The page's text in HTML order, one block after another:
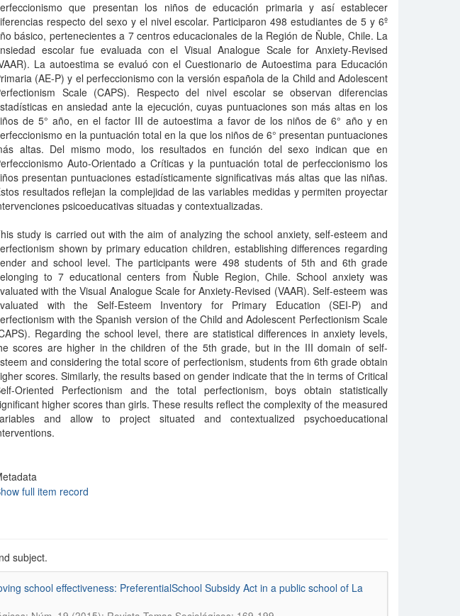
que presentan los niños de educación primaria y así establecer
respecto del sexo y el nivel escolar. Participaron 498 estudiantes de 5 y 6º
básico, pertenecientes a 7 centros educacionales de la Región de Ñuble, Chile. La
escolar fue evaluada con el Visual Analogue Scale for Anxiety-Revised
La autoestima se evaluó con el Cuestionario de Autoestima para Educación
(AE-P) y el perfeccionismo con la versión española de la Child and Adolescent
Scale (CAPS). Respecto del nivel escolar se observan diferencias
en ansiedad ante la ejecución, cuyas puntuaciones son más altas en los
de 5° año, en el factor III de autoestima a favor de los niños de 6° año y en
en la puntuación total en la que los niños de 6° presentan puntuaciones
altas. Del mismo modo, los resultados en función del sexo indican que en
Auto-Orientado a Críticas y la puntuación total de perfeccionismo los
presentan puntuaciones estadísticamente significativas más altas que las niñas.
resultados reflejan la complejidad de las variables medidas y permiten proyectar
psicoeducativas situadas y contextualizadas.
study is carried out with the aim of analyzing the school anxiety, self-esteem and
shown by primary education children, establishing differences regarding
and school level. The participants were 498 students of 5th and 6th grade
to 7 educational centers from Ñuble Region, Chile. School anxiety was
with the Visual Analogue Scale for Anxiety-Revised (VAAR). Self-esteem was
with the Self-Esteem Inventory for Primary Education (SEI-P) and
with the Spanish version of the Child and Adolescent Perfectionism Scale
Regarding the school level, there are statistical differences in anxiety levels,
scores are higher in the children of the 5th grade, but in the III domain of self-
and considering the total score of perfectionism, students from 6th grade obtain
scores. Similarly, the results based on gender indicate that the in terms of Critical
Oriented Perfectionism and the total perfectionism, boys obtain statistically
higher scores than girls. These results reflect the complexity of the measured
and allow to project situated and contextualized psychoeducational
full item record
subject.
school effectiveness: PreferentialSchool Subsidy Act in a public school of La